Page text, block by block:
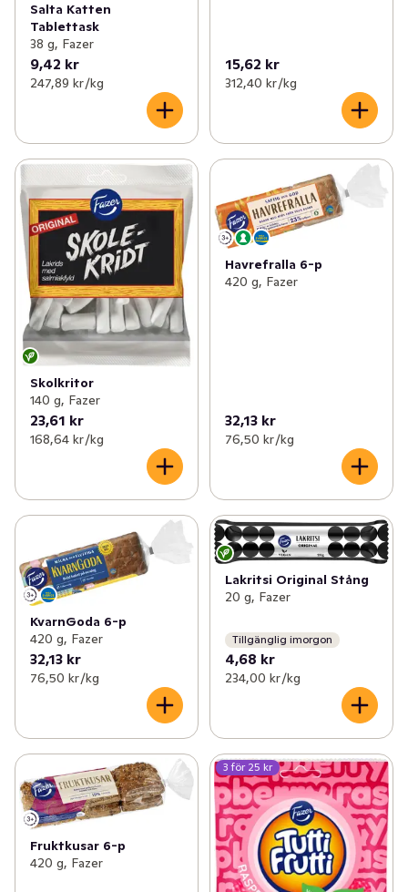
Salta Katten
Tablettask
38 g, Fazer
9,42 kr
247,89 kr /kg
15,62 kr
312,40 kr /kg
Skolkritor
140 g, Fazer
23,61 kr
168,64 kr /kg
Havrefralla 6-p
420 g, Fazer
32,13 kr
76,50 kr /kg
KvarnGoda 6-p
420 g, Fazer
32,13 kr
76,50 kr /kg
Lakritsi Original Stång
20 g, Fazer
Tillgänglig imorgon
4,68 kr
234,00 kr /kg
Fruktkusar 6-p
420 g, Fazer
3 för 25 kr